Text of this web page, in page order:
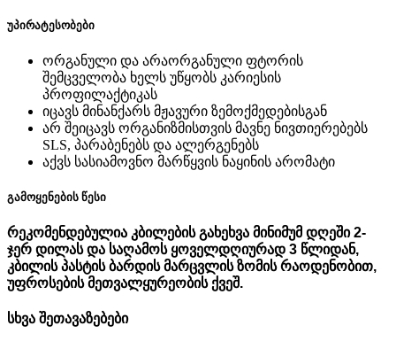
უპირატესობები
ორგანული და არაორგანული ფტორის
შემცველობა ხელს უწყობს კარიესის
პროფილაქტიკას
იცავს მინანქარს მჟავური ზემოქმედებისგან
არ შეიცავს ორგანიზმისთვის მავნე ნივთიერებებს
SLS, პარაბენებს და ალერგენებს
აქვს სასიამოვნო მარწყვის ნაყინის არომატი
გამოყენების წესი
რეკომენდებულია კბილების გახეხვა მინიმუმ დღეში 2-
ჯერ დილას და საღამოს ყოველდღიურად 3 წლიდან,
კბილის პასტის ბარდის მარცვლის ზომის რაოდენობით,
უფროსების მეთვალყურეობის ქვეშ.
სხვა შეთავაზებები